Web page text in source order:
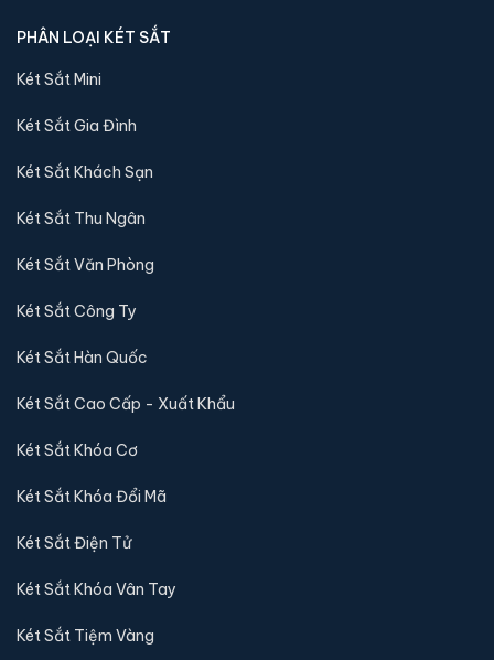
dòng két sắt cao cấp tại Việt Nam với hơn
Bofa, Aifeibao, Philips, Welko, Liberty, Việt Tiệp
chính hãng đầy đủ.
Với hệ thống kho két sắt 88 trải dài tại Hà Nội và TP.HCM,
KS88 cam kếtgiá cạnh tranh nhất thị trường
nhanh nội thành 24h, COD toàn quốc và bảo trì kỹ thuật trọn
đời tại hệ thống.
NĂM KINH NGHIỆM MẪU KÉT SẮT
PHÂN LOẠI KÉT SẮT
Két Sắt Mini
Két Sắt Gia Đình
Két Sắt Khách Sạn